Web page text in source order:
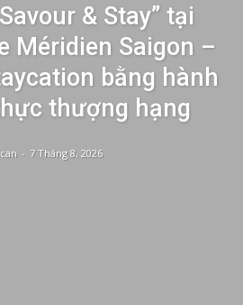
& Stay” tại
Méridien Saigon –
bằng hành
thượng hạng
- 7 Tháng 8, 2026